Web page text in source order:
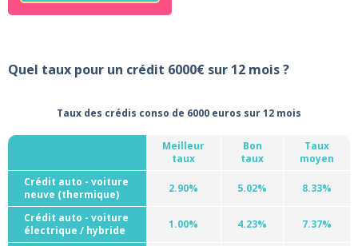
Quel taux pour un crédit 6000€ sur 12 mois ?
Taux des crédis conso de 6000 euros sur 12 mois
Meilleur
taux
Bon
taux
Taux
moyen
Crédit auto - voiture
neuve (thermique)
2.90% 5.02% 8.33%
Crédit auto - voiture
électrique / hybride
1.00% 4.23% 7.37%